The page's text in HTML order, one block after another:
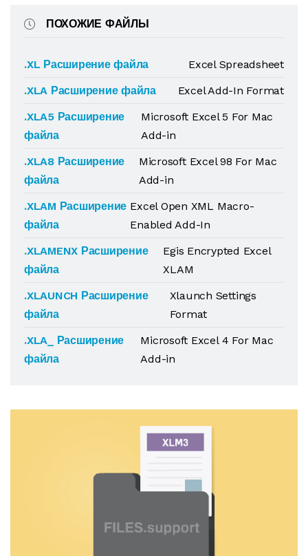
ПОХОЖИЕ ФАЙЛЫ
.XL Расширение файла
Excel Spreadsheet
.XLA Расширение файла
Excel Add-In Format
.XLA5 Расширение
файла
Microsoft Excel 5 For Mac
Add-in
.XLA8 Расширение
файла
Microsoft Excel 98 For Mac
Add-in
.XLAM Расширение
файла
Excel Open XML Macro-
Enabled Add-In
.XLAMENX Расширение
файла
Egis Encrypted Excel
XLAM
.XLAUNCH Расширение
файла
Xlaunch Settings
Format
.XLA_ Расширение
файла
Microsoft Excel 4 For Mac
Add-in